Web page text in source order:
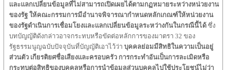
และแลกเปลี่ยนข้อมูลที่ไม่สามารถเปิดเผยได้ตามกฏหมายระหว่างหน่วยงาน
ของรัฐ ให้คณะกรรมการมีอำนาจพิจารณากำหนดหลักเกณฑ์ให้หน่วยงาน
ของรัฐดำเนินการเชื่อมโยงและแลกเปลี่ยนข้อมูลระหว่างกันในกรณีนี้ได้ ซึ่ง
บทบัญญัติดังกล่าวอาจกระทบหรือขัดต่อหลักการของมาตรา 32 ของ
รัฐธรรมนูญฉบับปัจจุบันที่บัญญัติเอาไว้ว่า บุคคลย่อมมีสิทธิในความเป็นอยู่
ส่วนตัว เกียรติยศชื่อเสียงและครอบครัว การกระทำอันเป็นการละเมิดหรือ
กระทบต่อสิทธิของบุคคลหรือการนำข้อมูลส่วนบุคคลไปใช้ประโยชน์ไม่ว่า